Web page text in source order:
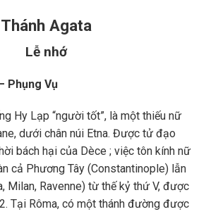
Thánh Agata
Lễ nhớ
Phụng Vụ
Hy Lạp “người tốt”, là một thiếu nữ
dưới chân núi Etna. Được tử đạo
bách hại của Dèce ; việc tôn kính nữ
cả Phương Tây (Constantinople) lẫn
Milan, Ravenne) từ thế kỷ thứ V, được
Tại Rôma, có một thánh đường được